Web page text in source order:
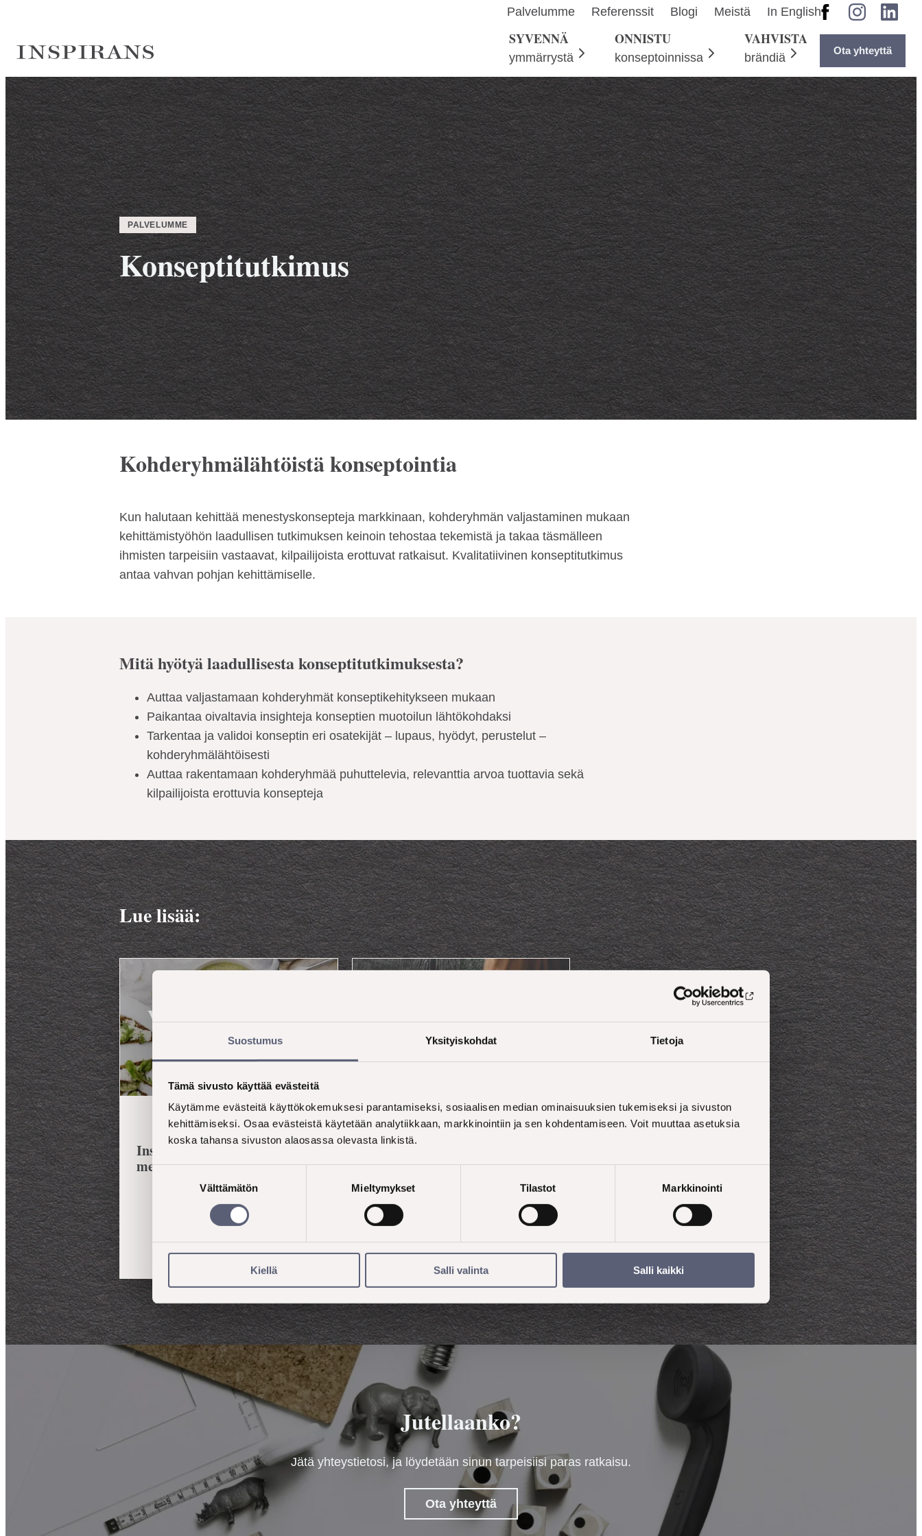
Suostumus Yksityiskohdat Tietoja
Tämä sivusto käyttää evästeitä
Käytämme evästeitä käyttökokemuksesi parantamiseksi, sosiaalisen median ominaisuuksien tukemiseksi ja sivuston
kehittämiseksi. Osaa evästeistä käytetään analytiikkaan, markkinointiin ja sen kohdentamiseen. Voit muuttaa asetuksia
koska tahansa sivuston alaosassa olevasta linkistä.
Suostumuksen
Välttämätön Mieltymykset Tilastot Markkinointi
Kiellä Salli valinta Salli kaikki
sisältöön
Inspirans
Palvelumme Referenssit Blogi Meistä In EnglishFacebookInstagram
SYVENNÄ
ymmärrystä
ONNISTU
konseptoinnissa
VAHVISTA
brändiä
Ota yhteyttä
PALVELUMME
Konseptitutkimus
Kohderyhmälähtöistä konseptointia
Kun halutaan kehittää menestyskonsepteja markkinaan, kohderyhmän valjastaminen mukaan
kehittämistyöhön laadullisen tutkimuksen keinoin tehostaa tekemistä ja takaa täsmälleen
ihmisten tarpeisiin vastaavat, kilpailijoista erottuvat ratkaisut. Kvalitatiivinen konseptitutkimus
antaa vahvan pohjan kehittämiselle.
Mitä hyötyä laadullisesta konseptitutkimuksesta?
Auttaa valjastamaan kohderyhmät konseptikehitykseen mukaan
Paikantaa oivaltavia insighteja konseptien muotoilun lähtökohdaksi
Tarkentaa ja validoi konseptin eri osatekijät – lupaus, hyödyt, perustelut –
kohderyhmälähtöisesti
Auttaa rakentamaan kohderyhmää puhuttelevia, relevanttia arvoa tuottavia sekä
kilpailijoista erottuvia konsepteja
Lue lisää:
Vaasan Ruispalat Ohut
Herkku
Inspirans mukana myynti­
menestyksen konseptoinnissa
ONNISTU KONSEPTOINNISSA
Yhteiskehittämisen (co-
creation) menetelmä
menestyskonseptien
rakentamiseen
Jutellaanko?
Jätä yhteystietosi, ja löydetään sinun tarpeisiisi paras ratkaisu.
Ota yhteyttä